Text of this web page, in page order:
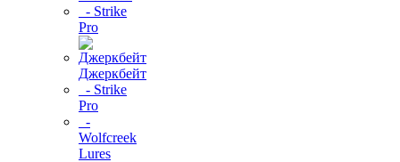
- Strike
Pro
Джеркбейт
- Strike
Pro
-
Wolfcreek
Lures